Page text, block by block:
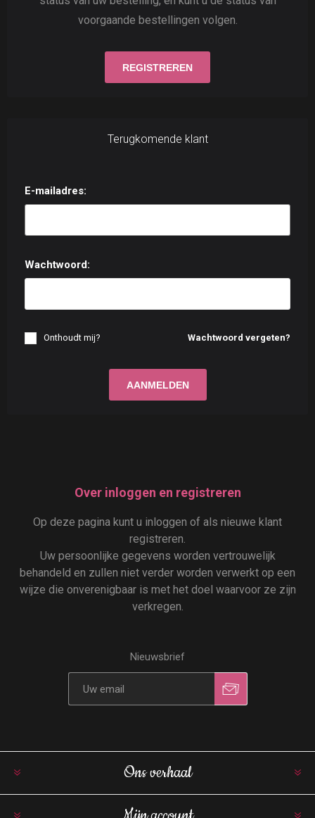
voorgaande bestellingen volgen.
Terugkomende klant
E-mailadres:
Wachtwoord:
Wachtwoord vergeten?
Onthoudt mij?
Over inloggen en registreren
Op deze pagina kunt u inloggen of als nieuwe klant
registreren.
Uw persoonlijke gegevens worden vertrouwelijk
behandeld en zullen niet verder worden verwerkt op een
wijze die onverenigbaar is met het doel waarvoor ze zijn
verkregen.
Nieuwsbrief
Ons verhaal